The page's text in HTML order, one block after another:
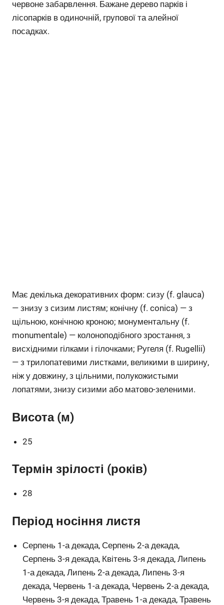
червоне забарвлення. Бажане дерево парків і
лісопарків в одиночній, групової та алейної
посадках.
Має декілька декоративних форм: сизу (f. glauca)
— знизу з сизим листям; конічну (f. conica) — з
щільною, конічною кроною; монументальну (f.
monumentale) — колоноподібного зростання, з
висхідними гілками і гілочками; Ругеля (f. Rugellii)
— з трилопатевими листками, великими в ширину,
ніж у довжину, з цільними, полукожистыми
лопатями, знизу сизими або матово-зеленими.
Висота (м)
25
Термін зрілості (років)
28
Період носіння листя
Серпень 1-а декада, Серпень 2-а декада,
Серпень 3-я декада, Квітень 3-я декада, Липень
1-а декада, Липень 2-а декада, Липень 3-я
декада, Червень 1-а декада, Червень 2-а декада,
Червень 3-я декада, Травень 1-а декада, Травень